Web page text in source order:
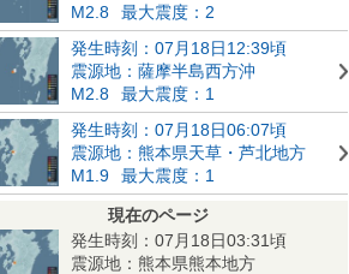
M2.8
最大震度：2
発生時刻：07月18日12:39頃
震源地：薩摩半島西方沖
M2.8
最大震度：1
発生時刻：07月18日06:07頃
震源地：熊本県天草・芦北地方
M1.9
最大震度：1
現在のページ
発生時刻：07月18日03:31頃
震源地：熊本県熊本地方